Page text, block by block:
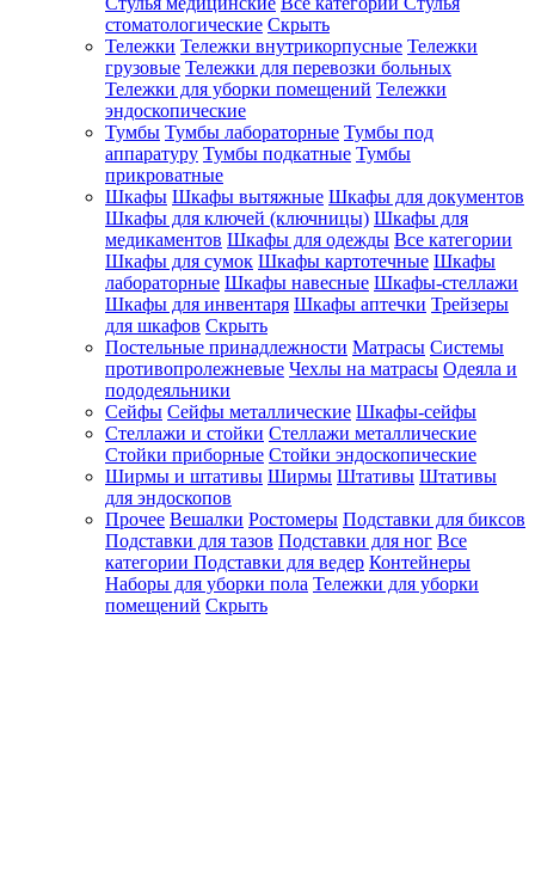
стоматологические Скрыть
Тележки Тележки внутрикорпусные Тележки
грузовые Тележки для перевозки больных
Тележки для уборки помещений Тележки
эндоскопические
Тумбы Тумбы лабораторные Тумбы под
аппаратуру Тумбы подкатные Тумбы
прикроватные
Шкафы Шкафы вытяжные Шкафы для документов
Шкафы для ключей (ключницы) Шкафы для
медикаментов Шкафы для одежды Все категории
Шкафы для сумок Шкафы картотечные Шкафы
лабораторные Шкафы навесные Шкафы-стеллажи
Шкафы для инвентаря Шкафы аптечки Трейзеры
для шкафов Скрыть
Постельные принадлежности Матрасы Системы
противопролежневые Чехлы на матрасы Одеяла и
пододеяльники
Сейфы Сейфы металлические Шкафы-сейфы
Стеллажи и стойки Стеллажи металлические
Стойки приборные Стойки эндоскопические
Ширмы и штативы Ширмы Штативы Штативы
для эндоскопов
Прочее Вешалки Ростомеры Подставки для биксов
Подставки для тазов Подставки для ног Все
категории Подставки для ведер Контейнеры
Наборы для уборки пола Тележки для уборки
помещений Скрыть